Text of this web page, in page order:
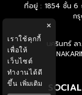
ที่อยู่ : 1854 ชั้น 6
ก
นครินทร์ ล
×
เราใช้คุกกี้
เพื่อให้
เว็บไซต์
ทำงานได้ดี
ขึ้น เพิ่มเติม